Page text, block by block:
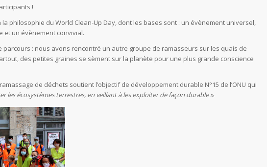
!
philosophie du World Clean-Up Day, dont les bases sont : un évènement universel,
et un évènement convivial.
parcours : nous avons rencontré un autre groupe de ramasseurs sur les quais de
des petites graines se sèment sur la planète pour une plus grande conscience
de déchets soutient l’objectif de développement durable N°15 de l’ONU qui
les écosystèmes terrestres, en veillant à les exploiter de façon durable ».